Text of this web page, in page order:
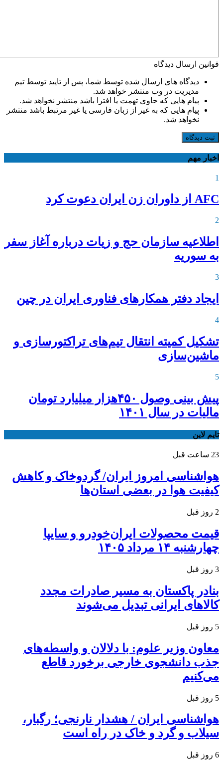
قوانین ارسال دیدگاه
دیدگاه های ارسال شده توسط شما، پس از تایید توسط تیم
مدیریت در وب منتشر خواهد شد.
پیام هایی که حاوی تهمت یا افترا باشد منتشر نخواهد شد.
پیام هایی که به غیر از زبان فارسی یا غیر مرتبط باشد منتشر
نخواهد شد.
ثبت دیدگاه
اخبار مهم
1
AFC از داوران زن ایران دعوت کرد
2
اطلاعیه‌ سازمان حج و زیات درباره آغاز سفر
به سوریه
3
ایجاد دفتر همکارهای فناوری ایران در چین
4
تشکیل کمیته انتقال تیم‌های تراکتورسازی و
ماشین‌سازی
5
پیش بینی وصول ۴۵۰هزار میلیارد تومان
مالیات در سال ۱۴۰۱
تایم لاین
23 ساعت قبل
هواشناسی امروز ایران/ گردوخاک و کاهش
کیفیت هوا در بعضی استان‌ها
2 روز قبل
قیمت محصولات ایران‌خودرو و سایپا
چهارشنبه ۱۴ مرداد ۱۴۰۵
3 روز قبل
بنادر پاکستان به مسیر صادرات مجدد
کالاهای ایرانی تبدیل می‌شوند
5 روز قبل
معاون وزیر علوم: با دلالان و واسطه‌های
جذب دانشجوی خارجی برخورد قاطع
می‌کنیم
5 روز قبل
هواشناسی ایران / هشدار نارنجی؛ رگبار،
سیلاب و گرد و خاک در راه است
6 روز قبل